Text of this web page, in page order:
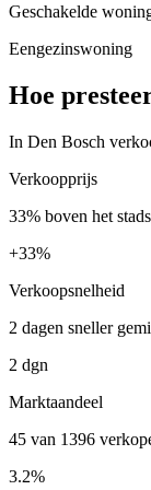
Geschakelde
Eengezinswoning
Hoe
In Den Bosch
Verkoopprijs
33% boven het
+33%
Verkoopsnelheid
2 dagen sneller
2 dgn
Marktaandeel
45 van 1396
3.2%